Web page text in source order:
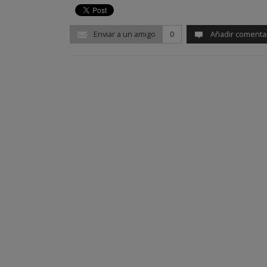
Enviar a un amigo 0 Añadir